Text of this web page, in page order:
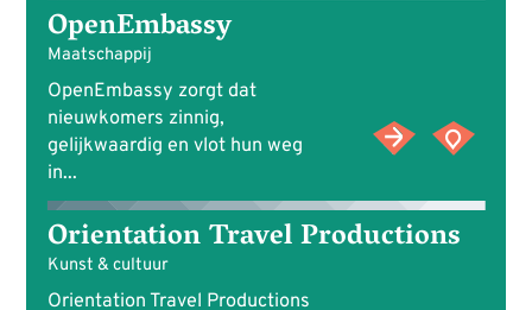
OpenEmbassy
Maatschappij
OpenEmbassy zorgt dat
nieuwkomers zinnig,
gelijkwaardig en vlot hun weg
in...
Orientation Travel Productions
Kunst & cultuur
Orientation Travel Productions